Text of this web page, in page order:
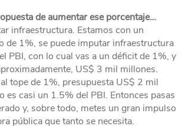
de aumentar ese porcentaje…
infraestructura. Estamos con un
de 1%, se puede imputar infraestructura
PBI, con lo cual vas a un déficit de 1%, y
US$ 3 mil millones.
tope de 1%, presupuesta US$ 2 mil
es casi un 1.5% del PBI. Entonces pasas
y, sobre todo, metes un gran impulso
pública que tanto se necesita.